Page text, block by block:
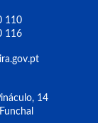
das
que
contacte o
110
116
14